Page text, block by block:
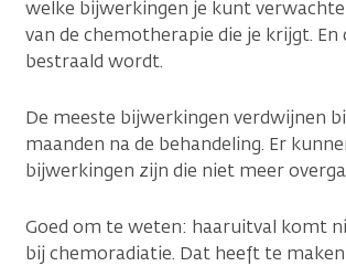
welke bijwerkingen je kunt
van de chemotherapie die je krijgt. En
bestraald wordt.
De meeste bijwerkingen verdwijnen
maanden na de behandeling. Er
bijwerkingen zijn die niet meer
Goed om te weten: haaruitval komt
bij chemoradiatie. Dat heeft te